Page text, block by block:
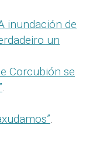
inundación de
un
Corcubión se